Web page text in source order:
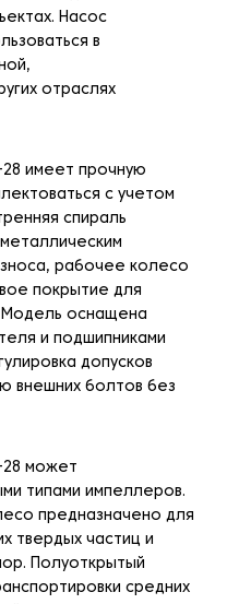
Насос
в
отраслях
имеет прочную
с учетом
спираль
рабочее колесо
покрытие для
Модель оснащена
и подшипниками
допусков
внешних болтов без
28 может
типами импеллеров.
предназначено для
твердых частиц и
Полуоткрытый
средних